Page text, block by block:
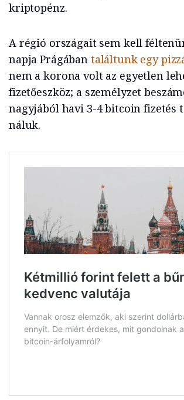
kriptopénz.
A régió országait sem kell
napja Prágában találtunk egy
nem a korona volt az egyetlen
fizetőeszköz; a személyzet
nagyjából havi 3-4 bitcoin fizetés
náluk.